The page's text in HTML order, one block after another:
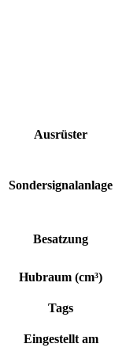
Ausrüster
Sondersignalanlage
Besatzung
Hubraum (cm³)
Tags
Eingestellt am